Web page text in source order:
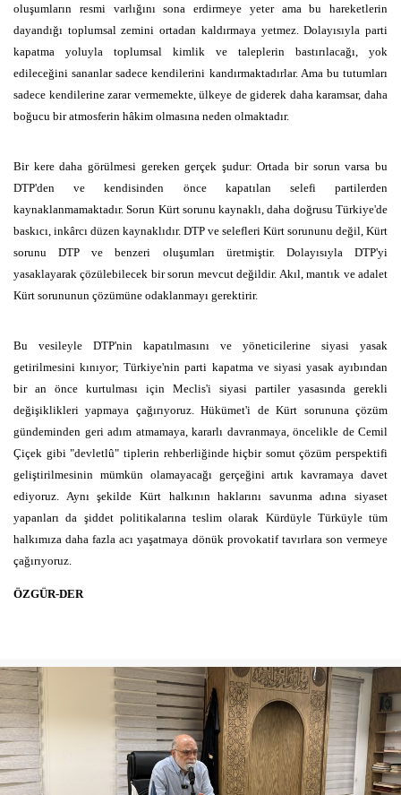
oluşumların resmi varlığını sona erdirmeye yeter ama bu hareketlerin
dayandığı toplumsal zemini ortadan kaldırmaya yetmez. Dolayısıyla parti
kapatma yoluyla toplumsal kimlik ve taleplerin bastırılacağı, yok
edileceğini sananlar sadece kendilerini kandırmaktadırlar. Ama bu tutumları
sadece kendilerine zarar vermemekte, ülkeye de giderek daha karamsar, daha
boğucu bir atmosferin hâkim olmasına neden olmaktadır.
Bir kere daha görülmesi gereken gerçek şudur: Ortada bir sorun varsa bu
DTP'den ve kendisinden önce kapatılan selefi partilerden
kaynaklanmamaktadır. Sorun Kürt sorunu kaynaklı, daha doğrusu Türkiye'de
baskıcı, inkârcı düzen kaynaklıdır. DTP ve selefleri Kürt sorununu değil, Kürt
sorunu DTP ve benzeri oluşumları üretmiştir. Dolayısıyla DTP'yi
yasaklayarak çözülebilecek bir sorun mevcut değildir. Akıl, mantık ve adalet
Kürt sorununun çözümüne odaklanmayı gerektirir.
Bu vesileyle DTP'nin kapatılmasını ve yöneticilerine siyasi yasak
getirilmesini kınıyor; Türkiye'nin parti kapatma ve siyasi yasak ayıbından
bir an önce kurtulması için Meclis'i siyasi partiler yasasında gerekli
değişiklikleri yapmaya çağırıyoruz. Hükümet'i de Kürt sorununa çözüm
gündeminden geri adım atmamaya, kararlı davranmaya, öncelikle de Cemil
Çiçek gibi "devletlû" tiplerin rehberliğinde hiçbir somut çözüm perspektifi
geliştirilmesinin mümkün olamayacağı gerçeğini artık kavramaya davet
ediyoruz. Aynı şekilde Kürt halkının haklarını savunma adına siyaset
yapanları da şiddet politikalarına teslim olarak Kürdüyle Türküyle tüm
halkımıza daha fazla acı yaşatmaya dönük provokatif tavırlara son vermeye
çağırıyoruz.
ÖZGÜR-DER